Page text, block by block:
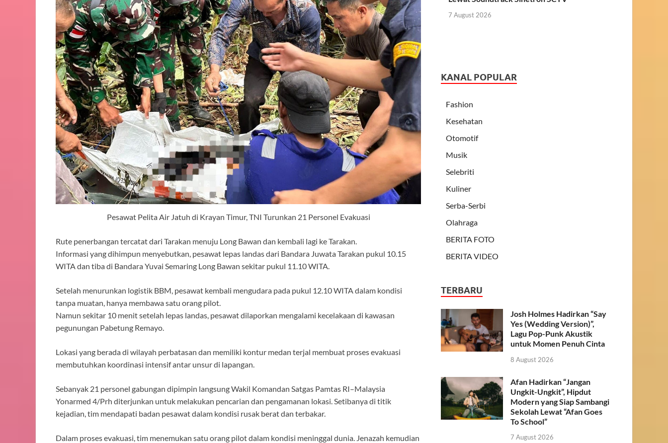
Pesawat Pelita Air Jatuh di Krayan Timur, TNI Turunkan 21 Personel Evakuasi
Rute penerbangan tercatat dari Tarakan menuju Long Bawan dan kembali lagi ke Tarakan.
Informasi yang dihimpun menyebutkan, pesawat lepas landas dari Bandara Juwata Tarakan pukul 10.15
WITA dan tiba di Bandara Yuvai Semaring Long Bawan sekitar pukul 11.10 WITA.
Setelah menurunkan logistik BBM, pesawat kembali mengudara pada pukul 12.10 WITA dalam kondisi
tanpa muatan, hanya membawa satu orang pilot.
Namun sekitar 10 menit setelah lepas landas, pesawat dilaporkan mengalami kecelakaan di kawasan
pegunungan Pabetung Remayo.
Lokasi yang berada di wilayah perbatasan dan memiliki kontur medan terjal membuat proses evakuasi
membutuhkan koordinasi intensif antar unsur di lapangan.
Sebanyak 21 personel gabungan dipimpin langsung Wakil Komandan Satgas Pamtas RI–Malaysia
Yonarmed 4/Prh diterjunkan untuk melakukan pencarian dan pengamanan lokasi. Setibanya di titik
kejadian, tim mendapati badan pesawat dalam kondisi rusak berat dan terbakar.
Dalam proses evakuasi, tim menemukan satu orang pilot dalam kondisi meninggal dunia. Jenazah kemudian
7 August 2026
KANAL POPULAR
Fashion
Kesehatan
Otomotif
Musik
Selebriti
Kuliner
Serba-Serbi
Olahraga
BERITA FOTO
BERITA VIDEO
TERBARU
Josh Holmes Hadirkan “Say
Yes (Wedding Version)”,
Lagu Pop-Punk Akustik
untuk Momen Penuh Cinta
8 August 2026
Afan Hadirkan “Jangan
Ungkit-Ungkit”, Hipdut
Modern yang Siap Sambangi
Sekolah Lewat “Afan Goes
To School”
7 August 2026